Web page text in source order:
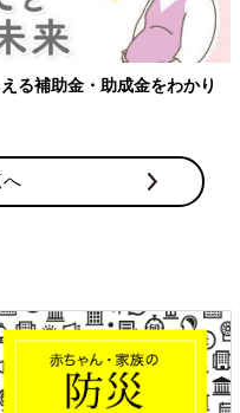
る補助金・助成金をわかり